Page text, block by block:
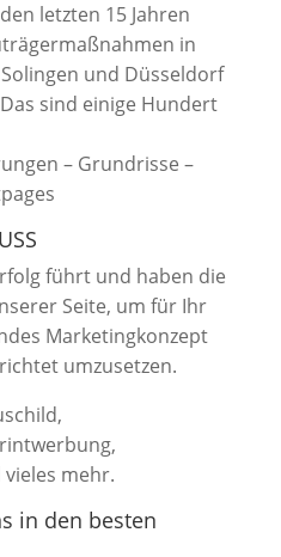
letzten 15 Jahren
in
und Düsseldorf
sind einige Hundert
– Grundrisse –
führt und haben die
Seite, um für Ihr
Marketingkonzept
umzusetzen.
mehr.
in den besten